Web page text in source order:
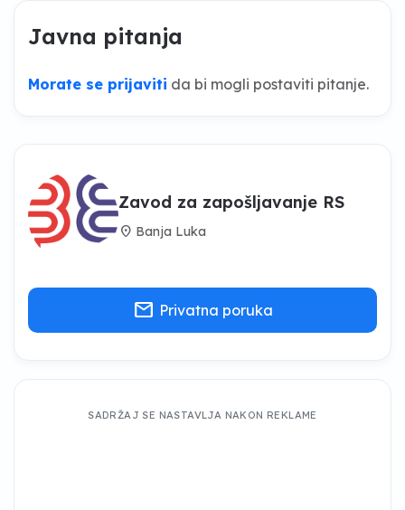
Javna pitanja
Morate se prijaviti da bi mogli postaviti pitanje.
Zavod za zapošljavanje RS
location_on Banja Luka
mail Privatna poruka
SADRŽAJ SE NASTAVLJA NAKON REKLAME